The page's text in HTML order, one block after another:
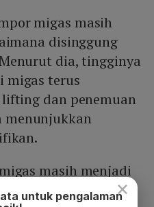
migas masih
disinggung
dia, tingginya
migas terus
dan penemuan
menunjukkan
masih menjadi
neraca dagang×
untuk pengalaman